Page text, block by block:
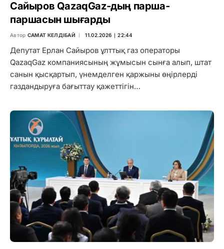
Сайыров QazaqGaz-дың парша-
паршасын шығарды
Автор САМАТ КЕЛДІБАЙ 11.02.2026 ∣ 22:44
Депутат Ерлан Сайыров ұлттық газ операторы
QazaqGaz компаниясының жұмысын сынға алып, штат
санын қысқартып, үнемделген қаржыны өңірлерді
газдандыруға бағыттау қажеттігін…